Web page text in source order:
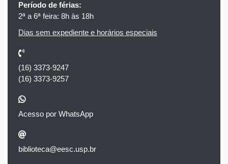
Período de férias:
2ª a 6ª feira: 8h às 18h
Dias sem expediente e horários especiais
(16) 3373-9247
(16) 3373-9257
Acesso por WhatsApp
biblioteca@eesc.usp.br